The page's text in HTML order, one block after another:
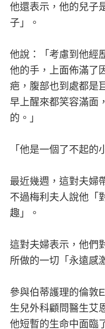
他還表示，他的兒子
子」。
他說：「考慮到他
他的手，上面佈滿了
疤，腹部也到處都
早上醒來都笑容滿面
的。」
「他是一個了不起的
最近幾週，這對夫婦
不過梅利夫人說他「
趣」。
這對夫婦表示，他們
所做的一切「永遠感
參與伯蒂護理的倫敦
生兒外科顧問醫生艾
他短暫的生命中面臨